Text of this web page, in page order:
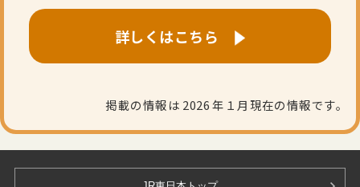
詳しくはこちら
掲載の情報は 2026 年１月現在の情報です。